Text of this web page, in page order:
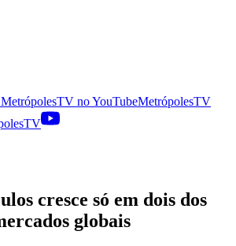
MetrópolesTV noYouTubeMetrópolesTV
cresce só em dois dos
globais